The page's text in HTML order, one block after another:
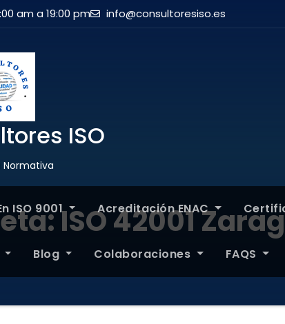
am a 19:00 pm info@consultoresiso.es
ISO
Normativa
ISO 9001 Acreditación ENAC
Blog Colaboraciones FAQS
ISO 42001